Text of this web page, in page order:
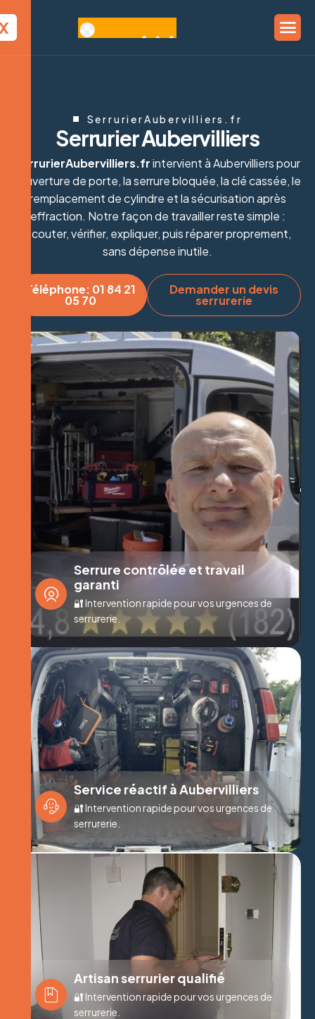
SerrurierAubervilliers.fr
SerrurierAubervilliers
SerrurierAubervilliers.frintervient à Aubervilliers pour
l’ouverture de porte, la serrure bloquée, la clé cassée, le
remplacement de cylindre et la sécurisation après
effraction. Notre façon de travailler reste simple :
écouter, vérifier, expliquer, puis réparer proprement,
sans dépense inutile.
Téléphone: 01 84 21
05 70
Demander un devis
serrurerie
Serrure contrôlée et travail
garanti
🔐 Intervention rapide pour vos urgences de
serrurerie.
Service réactif à Aubervilliers
🔐 Intervention rapide pour vos urgences de
serrurerie.
Artisan serrurier qualifié
🔐 Intervention rapide pour vos urgences de
serrurerie.